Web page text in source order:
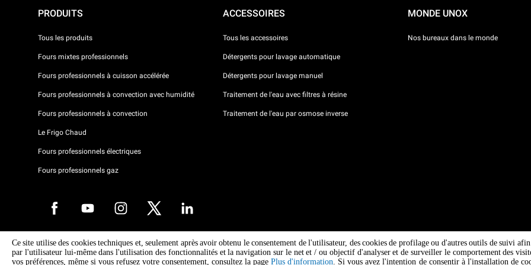
PRODUITS
Tous les produits
Fours mixtes professionnels
Fours professionnels à cuisson accélérée
Fours professionnels à convection avec humidité
Fours professionnels à convection
Le Frigo Chaud
Fours professionnels électriques
Fours professionnels gaz
ACCESSOIRES
Tous les accessoires
Détergents pour lavage automatique
Détergents pour lavage manuel
Traitement de l'eau avec filtres à résine
Traitement de l'eau par osmose inverse
MONDE UNOX
Nos bureaux dans le monde
Droits d'auteurt 2026 UNOX SpA Tous droits réservés. Reg.Papova n °
04230750285 - REA Padova 372835 - Cap. 5.000.000 € iv - P.IVA / CF
04230750285 - IT WEEE Reg. No. IT08020000000377
Ce site utilise des cookies techniques et, seulement après avoir obtenu le consentement de l'utilisateur, des cookies de profilage ou d'autres outils de suivi
par l'utilisateur lui-même dans l'utilisation des fonctionnalités et la navigation sur le net et / ou objectif d'analyser et de surveiller le comportement des
vos préférences, même si vous refusez votre consentement, consultez la pagePlus d'information. Si vous avez l'intention de consentir à l'installation de